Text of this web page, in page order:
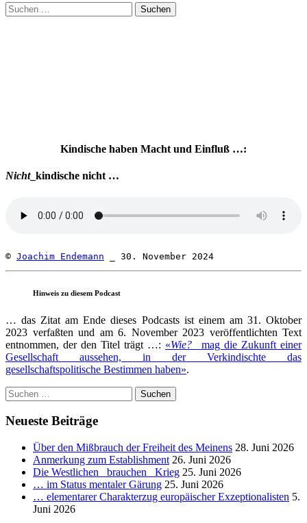
Suchen
nach:
Kindische haben Macht und Einfluß …:
Nicht_kindische nicht …
© Joachim Endemann _ 30. November 2024
Hinweis zu diesem Podcast
… das Zitat am Ende dieses Podcasts ist einem am 31. Oktober
2023 verfaßten und am 6. November 2023 veröffentlichten Text
entnommen, der den Titel trägt …: «Wie? _ mag die Zukunft einer
Gesellschaft aussehen, in der Verkindischte das
gesellschaftspolitische Bestimmen haben».
Suchen
nach:
Neueste Beiträge
Über den Mißbrauch der Freiheit des Meinens 28. Juni 2026
Anmerkung zum Establishment 26. Juni 2026
Die Westlichen _brauchen_ Krieg 25. Juni 2026
… im Status mentaler Gärung 25. Juni 2026
… elementarer Charakterzug europäischer Exzeptionalisten 5.
Juni 2026